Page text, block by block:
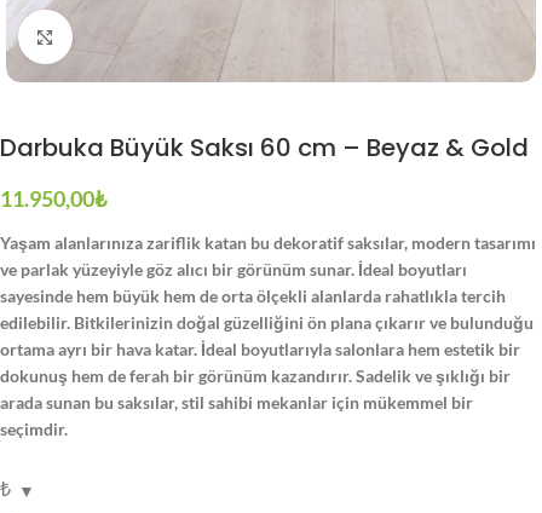
Büyütmek için tıklayın
Darbuka Büyük Saksı 60 cm – Beyaz & Gold
11.950,00₺
Yaşam alanlarınıza zariflik katan bu dekoratif saksılar, modern tasarımı
ve parlak yüzeyiyle göz alıcı bir görünüm sunar. İdeal boyutları
sayesinde hem büyük hem de orta ölçekli alanlarda rahatlıkla tercih
edilebilir. Bitkilerinizin doğal güzelliğini ön plana çıkarır ve bulunduğu
ortama ayrı bir hava katar. İdeal boyutlarıyla salonlara hem estetik bir
dokunuş hem de ferah bir görünüm kazandırır. Sadelik ve şıklığı bir
arada sunan bu saksılar, stil sahibi mekanlar için mükemmel bir
seçimdir.
₺